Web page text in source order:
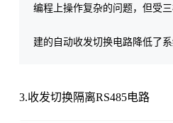
编程上操作复杂的问题，但受
3.收发切换隔离RS485电路